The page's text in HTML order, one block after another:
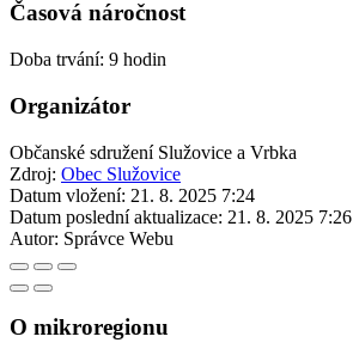
Časová náročnost
Doba trvání: 9 hodin
Organizátor
Občanské sdružení Služovice a Vrbka
Zdroj: Obec Služovice
Datum vložení: 21. 8. 2025 7:24
Datum poslední aktualizace: 21. 8. 2025 7:26
Autor: Správce Webu
O mikroregionu